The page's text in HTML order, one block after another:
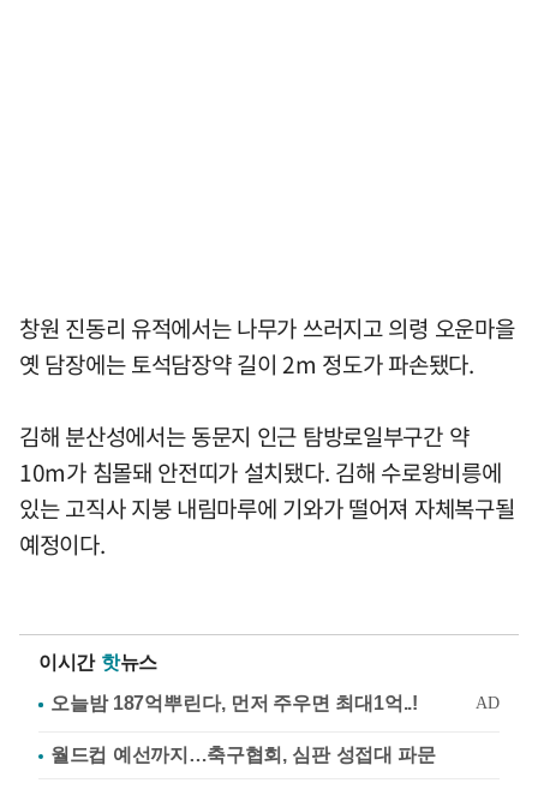
창원 진동리 유적에서는 나무가 쓰러지고 의령 오운마을
옛 담장에는 토석담장약 길이 2m 정도가 파손됐다.
김해 분산성에서는 동문지 인근 탐방로일부구간 약
10m가 침몰돼 안전띠가 설치됐다. 김해 수로왕비릉에
있는 고직사 지붕 내림마루에 기와가 떨어져 자체복구될
예정이다.
이시간 핫뉴스
월드컵 예선까지…축구협회, 심판 성접대 파문